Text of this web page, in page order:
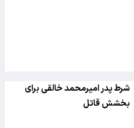
شرط پدر امیرمحمد خالقی برای
بخشش قاتل